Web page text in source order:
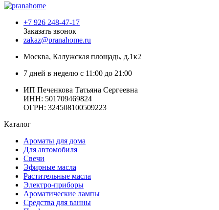
+7 926 248-47-17
Заказать звонок
zakaz@pranahome.ru
Москва, Калужская площадь, д.1к2
7 дней в неделю с 11:00 до 21:00
ИП Печенкова Татьяна Сергеевна
ИНН: 501709469824
ОГРН: 324508100509223
Каталог
Ароматы для дома
Для автомобиля
Свечи
Эфирные масла
Растительные масла
Электро-приборы
Ароматические лампы
Средства для ванны